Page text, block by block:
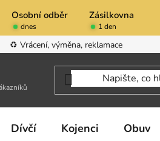
Osobní odběr Zásilkovna
dnes 1 den
♻️ Vrácení, výměna, reklamace
Dívčí Kojenci Obuv